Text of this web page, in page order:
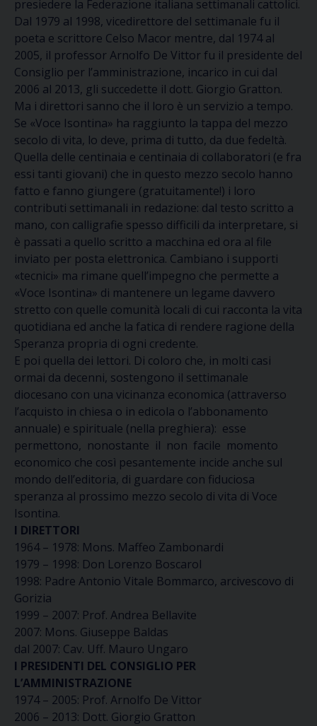
presiedere la Federazione italiana settimanali cattolici.
Dal 1979 al 1998, vicedirettore del settimanale fu il
poeta e scrittore Celso Macor mentre, dal 1974 al
2005, il professor Arnolfo De Vittor fu il presidente del
Consiglio per l’amministrazione, incarico in cui dal
2006 al 2013, gli succedette il dott. Giorgio Gratton.
Ma i direttori sanno che il loro è un servizio a tempo.
Se «Voce Isontina» ha raggiunto la tappa del mezzo
secolo di vita, lo deve, prima di tutto, da due fedeltà.
Quella delle centinaia e centinaia di collaboratori (e fra
essi tanti giovani) che in questo mezzo secolo hanno
fatto e fanno giungere (gratuitamente!) i loro
contributi settimanali in redazione: dal testo scritto a
mano, con calligrafie spesso difficili da interpretare, si
è passati a quello scritto a macchina ed ora al file
inviato per posta elettronica. Cambiano i supporti
«tecnici» ma rimane quell’impegno che permette a
«Voce Isontina» di mantenere un legame davvero
stretto con quelle comunità locali di cui racconta la vita
quotidiana ed anche la fatica di rendere ragione della
Speranza propria di ogni credente.
E poi quella dei lettori. Di coloro che, in molti casi
ormai da decenni, sostengono il settimanale
diocesano con una vicinanza economica (attraverso
l’acquisto in chiesa o in edicola o l’abbonamento
annuale) e spirituale (nella preghiera): esse
permettono, nonostante il non facile momento
economico che così pesantemente incide anche sul
mondo dell’editoria, di guardare con fiduciosa
speranza al prossimo mezzo secolo di vita di Voce
Isontina.
I DIRETTORI
1964 – 1978: Mons. Maffeo Zambonardi
1979 – 1998: Don Lorenzo Boscarol
1998: Padre Antonio Vitale Bommarco, arcivescovo di
Gorizia
1999 – 2007: Prof. Andrea Bellavite
2007: Mons. Giuseppe Baldas
dal 2007: Cav. Uff. Mauro Ungaro
I PRESIDENTI DEL CONSIGLIO PER
L’AMMINISTRAZIONE
1974 – 2005: Prof. Arnolfo De Vittor
2006 – 2013: Dott. Giorgio Gratton